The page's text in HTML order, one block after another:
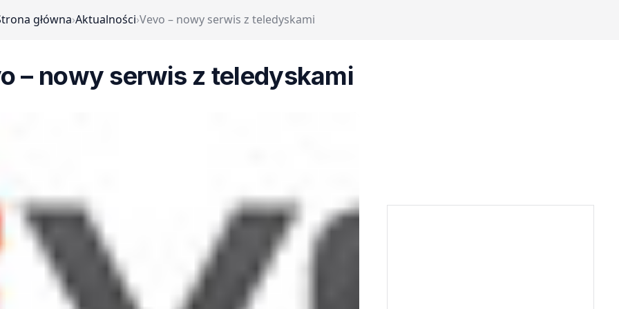
główna›Aktualności›Vevo – nowy serwis z teledyskami
– nowy serwis z teledyskami